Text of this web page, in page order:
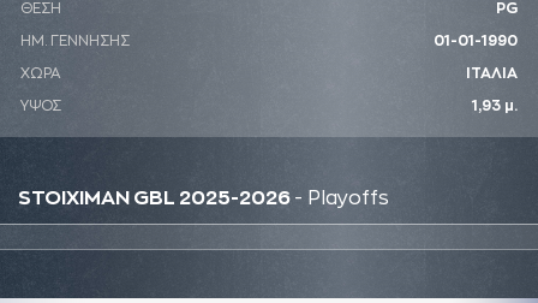
ΘΕΣΗ PG
ΗΜ. ΓΕΝΝΗΣΗΣ 01-01-1990
ΧΩΡΑ ΙΤΑΛΙΑ
ΥΨΟΣ 1,93 μ.
STOIXIMAN GBL 2025-2026 - Playoffs